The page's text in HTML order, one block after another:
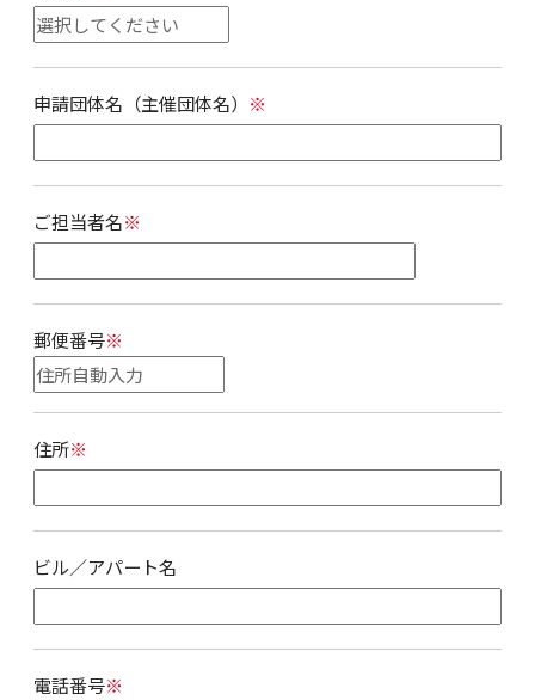
申請団体名（主催団体名） ※
ご担当者名※
郵便番号※
住所※
ビル／アパート名
電話番号※